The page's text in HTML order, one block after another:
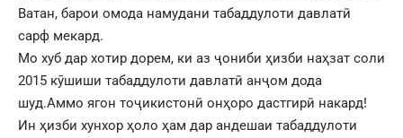
Ватан, барои омода намудани табаддулоти давлатӣ
сарф мекард.
Мо хуб дар хотир дорем, ки аз ҷониби ҳизби наҳзат соли
2015 кӯшиши табаддулоти давлатӣ анҷом дода
шуд.Аммо ягон тоҷикистонӣ онҳоро дастгирӣ накард!
Ин ҳизби хунхор ҳоло ҳам дар андешаи табаддулоти